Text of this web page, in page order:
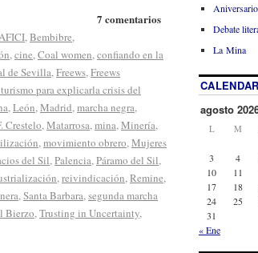
7 comentarios
,Bembibre,
,cine,Coal women,confiando en la
de Sevilla,Freews,Freews
para explicarla crisis del
,León,Madrid,marcha negra,
Crestelo,Matarrosa,mina,Minería,
,movimiento obrero,Mujeres
del Sil,Palencia,Páramo del Sil,
,reivindicación,Remine,
,Santa Barbara,segunda marcha
Bierzo,Trusting in Uncertainty,
Debate
La Mina
agosto
L M
3
4
10
11
17
18
24
25
31
« Ene